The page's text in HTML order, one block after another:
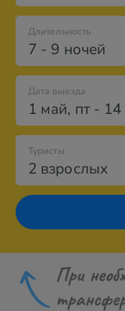
7 - 9 ночей
Длительность
Дата выезда
1 май, пт-
2 взрослых
Туристы
При